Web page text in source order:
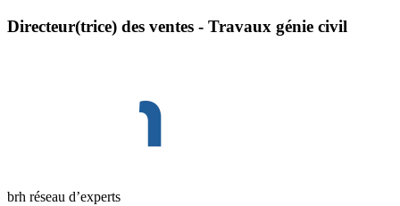
Directeur(trice) des ventes - Travaux génie civil
brh réseau d’experts